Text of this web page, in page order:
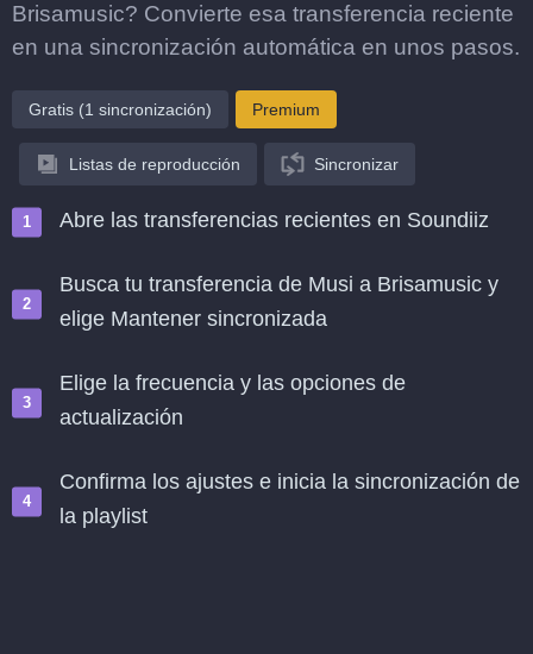
Brisamusic? Convierte esa transferencia reciente
en una sincronización automática en unos pasos.
Gratis (1 sincronización) Premium
Listas de reproducción Sincronizar
Abre las transferencias recientes en Soundiiz
Busca tu transferencia de Musi a Brisamusic y
elige Mantener sincronizada
Elige la frecuencia y las opciones de
actualización
Confirma los ajustes e inicia la sincronización de
la playlist